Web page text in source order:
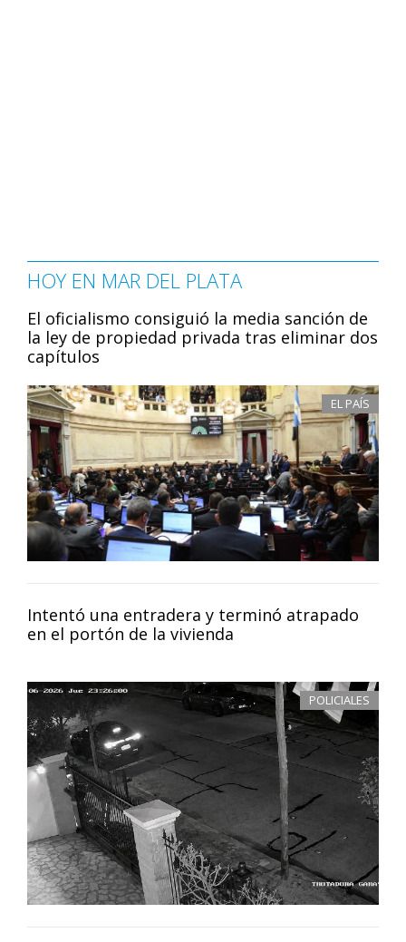
HOY EN MAR DEL PLATA
El oficialismo consiguió la media sanción de
la ley de propiedad privada tras eliminar dos
capítulos
EL PAÍS
Intentó una entradera y terminó atrapado
en el portón de la vivienda
POLICIALES